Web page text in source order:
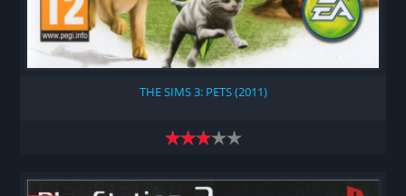
THE SIMS 3: PETS (2011)